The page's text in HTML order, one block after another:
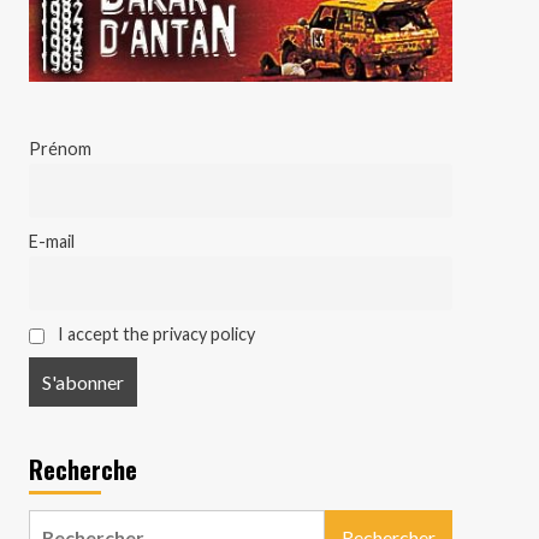
Prénom
E-mail
I accept the privacy policy
Recherche